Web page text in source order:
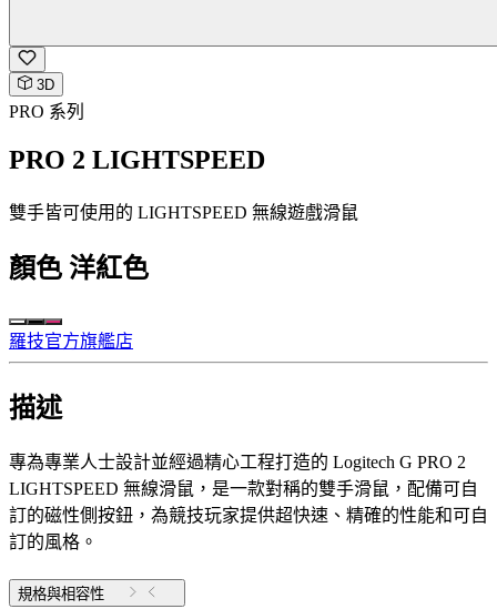
3D
PRO 系列
PRO 2 LIGHTSPEED
雙手皆可使用的 LIGHTSPEED 無線遊戲滑鼠
顏色 洋紅色
羅技官方旗艦店
描述
專為專業人士設計並經過精心工程打造的 Logitech G PRO 2
LIGHTSPEED 無線滑鼠，是一款對稱的雙手滑鼠，配備可自
訂的磁性側按鈕，為競技玩家提供超快速、精確的性能和可自
訂的風格。
規格與相容性